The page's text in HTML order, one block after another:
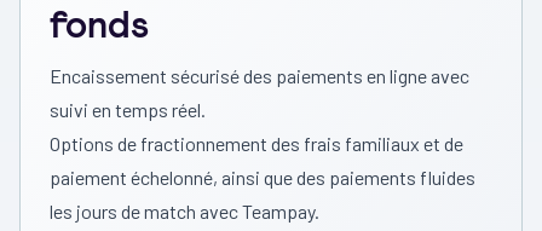
fonds
Encaissement sécurisé des paiements en ligne avec
suivi en temps réel.
Options de fractionnement des frais familiaux et de
paiement échelonné, ainsi que des paiements fluides
les jours de match avec Teampay.